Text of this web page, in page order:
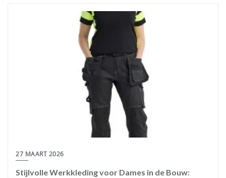
27 MAART 2026
Stijlvolle Werkkleding voor Dames in de Bouw: